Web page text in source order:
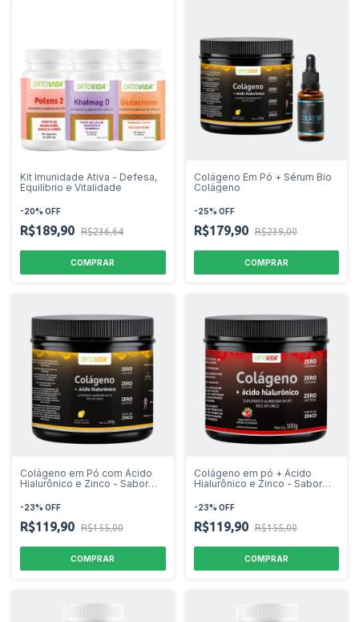
Kit Imunidade Ativa - Defesa,
Equilíbrio e Vitalidade
-20% OFF
R$189,90 R$236,64
Colágeno Em Pó + Sérum Bio
Colágeno
-25% OFF
R$179,90 R$239,00
Colágeno em Pó com Ácido
Hialurônico e Zinco - Sabor
-23% OFF
R$119,90 R$155,00
Colágeno em pó + Ácido
Hialurônico e Zinco - Sabor
-23% OFF
R$119,90 R$155,00